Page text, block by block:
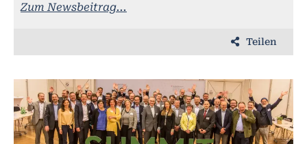
Zum Newsbeitrag...
Teilen